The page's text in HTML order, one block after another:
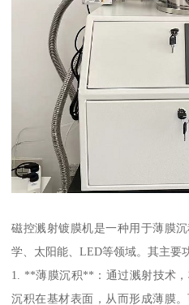
磁控溅射镀膜机是一种用于薄膜
学、太阳能、LED等领域。其主要
1. **薄膜沉积**：通过溅射技术
沉积在基材表面，从而形成薄膜